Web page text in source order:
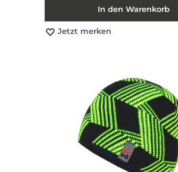
In den Warenkorb
Jetzt merken